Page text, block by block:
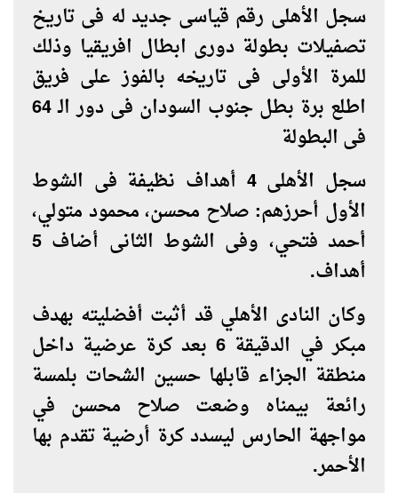
سجل الأهلى رقم قياسى جديد له فى تاريخ
تصفيلات بطولة دورى ابطال افريقيا وذلك
للمرة الأولى فى تاريخه بالفوز على فريق
اطلع برة بطل جنوب السودان فى دور الـ 64
فى البطولة
سجل الأهلى 4 أهداف نظيفة فى الشوط
الأول أحرزهم: صلاح محسن، محمود متولي،
أحمد فتحي، وفى الشوط الثانى أضاف 5
أهداف.
وكان النادى الأهلي قد أثبت أفضليته بهدف
مبكر في الدقيقة 6 بعد كرة عرضية داخل
منطقة الجزاء قابلها حسين الشحات بلمسة
رائعة بيمناه وضعت صلاح محسن في
مواجهة الحارس ليسدد كرة أرضية تقدم بها
الأحمر.